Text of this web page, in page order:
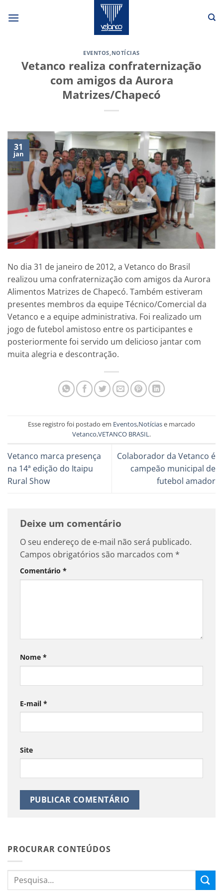
EVENTOS,NOTÍCIAS
Vetanco realiza confraternização
com amigos da Aurora
Matrizes/Chapecó
31
jan
No dia 31 de janeiro de 2012, a Vetanco do Brasil
realizou uma confraternização com amigos da Aurora
Alimentos Matrizes de Chapecó. Também estiveram
presentes membros da equipe Técnico/Comercial da
Vetanco e a equipe administrativa. Foi realizado um
jogo de futebol amistoso entre os participantes e
posteriormente foi servido um delicioso jantar com
muita alegria e descontração.
Esse registro foi postado em Eventos,Notíciase marcado
Vetanco,VETANCO BRASIL.
Vetanco marca presença
na 14ª edição do Itaipu
Rural Show
Colaborador da Vetanco é
campeão municipal de
futebol amador
Deixe um comentário
O seu endereço de e-mail não será publicado.
Campos obrigatórios são marcados com *
Comentário *
Nome *
E-mail *
Site
PROCURAR CONTEÚDOS